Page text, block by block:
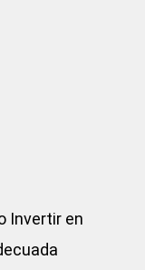
Invertir en